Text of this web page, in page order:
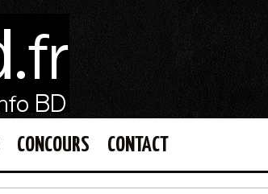
CONCOURS CONTACT